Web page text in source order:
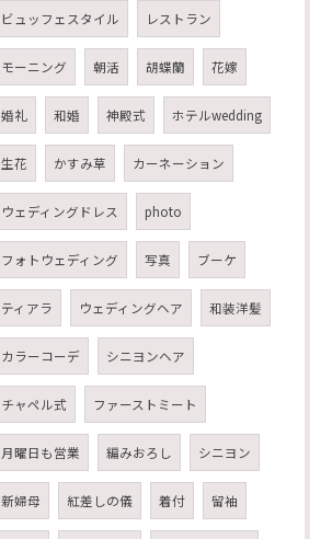
ビュッフェスタイル レストラン
モーニング 朝活 胡蝶蘭 花嫁
婚礼 和婚 神殿式 ホテルwedding
生花 かすみ草 カーネーション
ウェディングドレス photo
フォトウェディング 写真 ブーケ
ティアラ ウェディングヘア 和装洋髪
カラーコーデ シニヨンヘア
チャペル式 ファーストミート
月曜日も営業 編みおろし シニヨン
新婦母 紅差しの儀 着付 留袖